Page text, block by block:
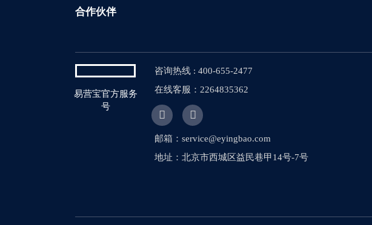
合作伙伴
易营宝官方服务
号
咨询热线 : 400-655-2477
在线客服：2264835362
 
邮箱：service@eyingbao.com
地址：北京市西城区益民巷甲14号-7号